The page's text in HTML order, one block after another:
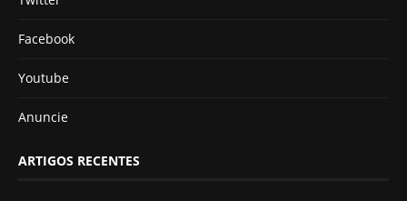
Facebook
Youtube
Anuncie
ARTIGOS RECENTES